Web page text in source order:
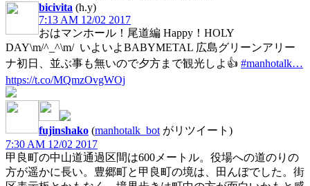
bicivita (h.y)
7:13 AM 12/02 2017
おはマンホール！尾道編 Happy！HOLY
DAY\m/^_^\m/ いよいよBABYMETAL 広島グリーンアリー
ナ初日、並ぶ事も無いので夕方まで観光しよ👍 #manhotalk…
https://t.co/MQmzOvgWOj
fujinshako (manhotalk_bot がリツイート)
7:30 AM 12/02 2017
甲良町の中山道通過区間は600メートル。役場への道のりの
方が遥かに長い。豊郷町と甲良町の境は、田んぼでした。街